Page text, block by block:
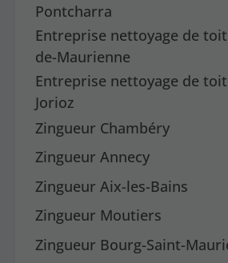
Pontcharra
Entreprise nettoyage de
de-Maurienne
Entreprise nettoyage de
Jorioz
Zingueur Chambéry
Zingueur Annecy
Zingueur Aix-les-Bains
Zingueur Moutiers
Zingueur Bourg-Saint-